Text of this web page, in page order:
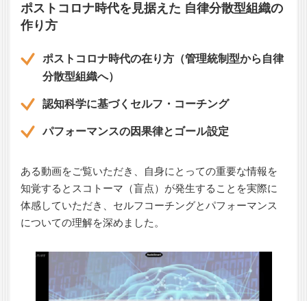
ポストコロナ時代を見据えた 自律分散型組織の
作り方
ポストコロナ時代の在り方（管理統制型から自律
分散型組織へ）
認知科学に基づくセルフ・コーチング
パフォーマンスの因果律とゴール設定
ある動画をご覧いただき、自身にとっての重要な情報を
知覚するとスコトーマ（盲点）が発生することを実際に
体感していただき、セルフコーチングとパフォーマンス
についての理解を深めました。